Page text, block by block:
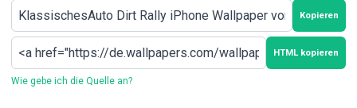
Kopieren
HTML kopieren
Wie gebe ich die Quelle an?